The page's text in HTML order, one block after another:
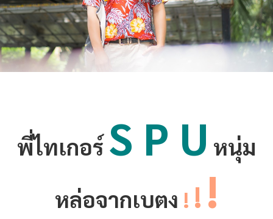
พี่ไทเกอร์ S P U หนุ่ม
หล่อจากเบตง ! ! !